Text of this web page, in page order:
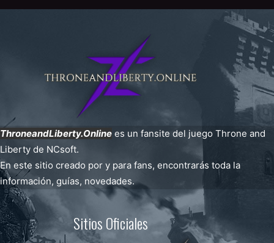
ThroneandLiberty.Online es un fansite del juego Throne and
Liberty de NCsoft.
En este sitio creado por y para fans, encontrarás toda la
información, guías, novedades.
Sitios Oficiales